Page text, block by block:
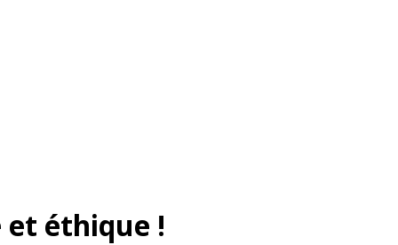
et éthique !